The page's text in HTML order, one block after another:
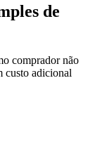
de
comprador não
custo adicional